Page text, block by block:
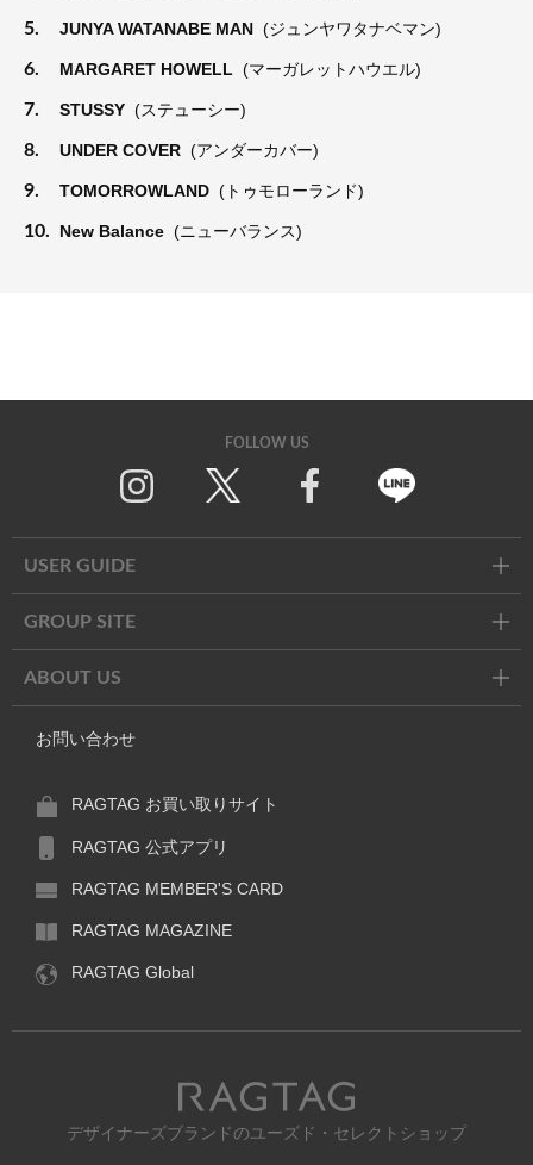
5. JUNYA WATANABE MAN (ジュンヤワタナベマン)
6. MARGARET HOWELL (マーガレットハウエル)
7. STUSSY (ステューシー)
8. UNDER COVER (アンダーカバー)
9. TOMORROWLAND (トゥモローランド)
10. New Balance (ニューバランス)
FOLLOW US
USER GUIDE
GROUP SITE
ABOUT US
お問い合わせ
RAGTAG お買い取りサイト
RAGTAG 公式アプリ
RAGTAG MEMBER'S CARD
RAGTAG MAGAZINE
RAGTAG Global
RAGTAG
デザイナーズブランドのユーズド・セレクトショップ